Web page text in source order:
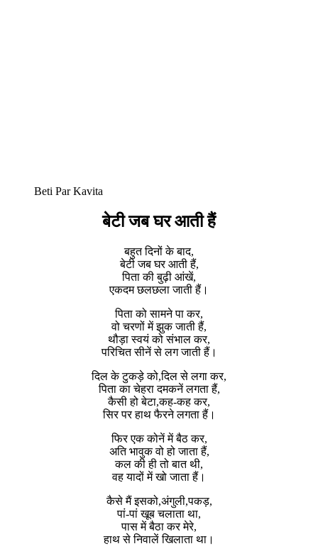
Beti Par Kavita
बेटी जब घर आती हैं
बहुत दिनों के बाद,
बेटी जब घर आती हैं,
पिता की बुढ़ी आंखें,
एकदम छलछला जाती हैं।
पिता को सामने पा कर,
वो चरणों में झुक जाती हैं,
थौड़ा स्वयं को संभाल कर,
परिचित सीनें से लग जाती हैं।
दिल के टुकड़े को,दिल से लगा कर,
पिता का चेहरा दमकनें लगता हैं,
कैसी हो बेटा,कह-कह कर,
सिर पर हाथ फैरने लगता हैं।
फिर एक कोनें में बैठ कर,
अति भावुक वो हो जाता हैं,
कल की ही तो बात थी,
वह यादों में खो जाता हैं।
कैसे मैं इसको,अंगुली,पकड़,
पां-पां खूब चलाता था,
पास में बैठा कर मेरे,
हाथ से निवालें खिलाता था।